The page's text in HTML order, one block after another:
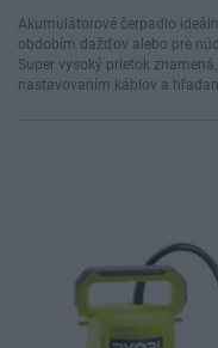
Akumulátorové čerpadlo
obdobím dažďov alebo pre
Super vysoký prietok
nastavovaním káblov a